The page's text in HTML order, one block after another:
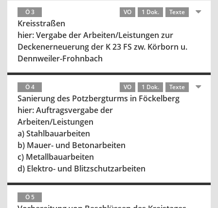
Ö 3 VO 1 Dok. Texte
Kreisstraßen
hier: Vergabe der Arbeiten/Leistungen zur
Deckenerneuerung der K 23 FS zw. Körborn u.
Dennweiler-Frohnbach
Ö 4 VO 1 Dok. Texte
Sanierung des Potzbergturms in Föckelberg
hier: Auftragsvergabe der
Arbeiten/Leistungen
a) Stahlbauarbeiten
b) Mauer- und Betonarbeiten
c) Metallbauarbeiten
d) Elektro- und Blitzschutzarbeiten
Ö 5